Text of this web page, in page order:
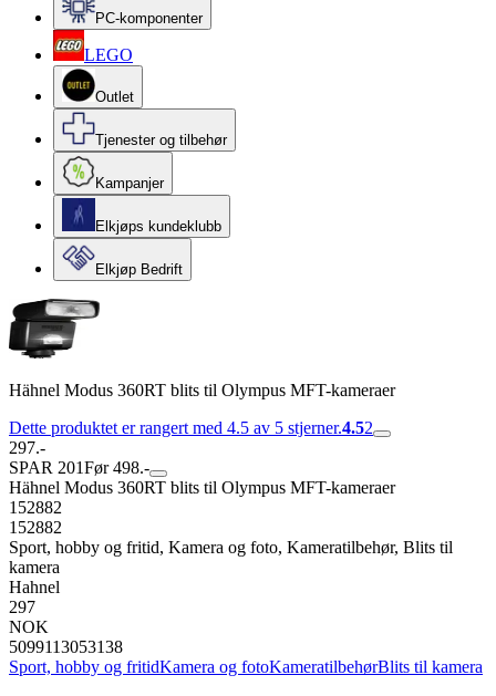
PC-komponenter
LEGO
Outlet
Tjenester og tilbehør
Kampanjer
Elkjøps kundeklubb
Elkjøp Bedrift
Hähnel Modus 360RT blits til Olympus MFT-kameraer
Dette produktet er rangert med 4.5 av 5 stjerner.4.52
297.-
SPAR 201Før 498.-
Hähnel Modus 360RT blits til Olympus MFT-kameraer
152882
152882
Sport, hobby og fritid, Kamera og foto, Kameratilbehør, Blits til
kamera
Hahnel
297
NOK
5099113053138
Sport, hobby og fritidKamera og fotoKameratilbehørBlits til kamera